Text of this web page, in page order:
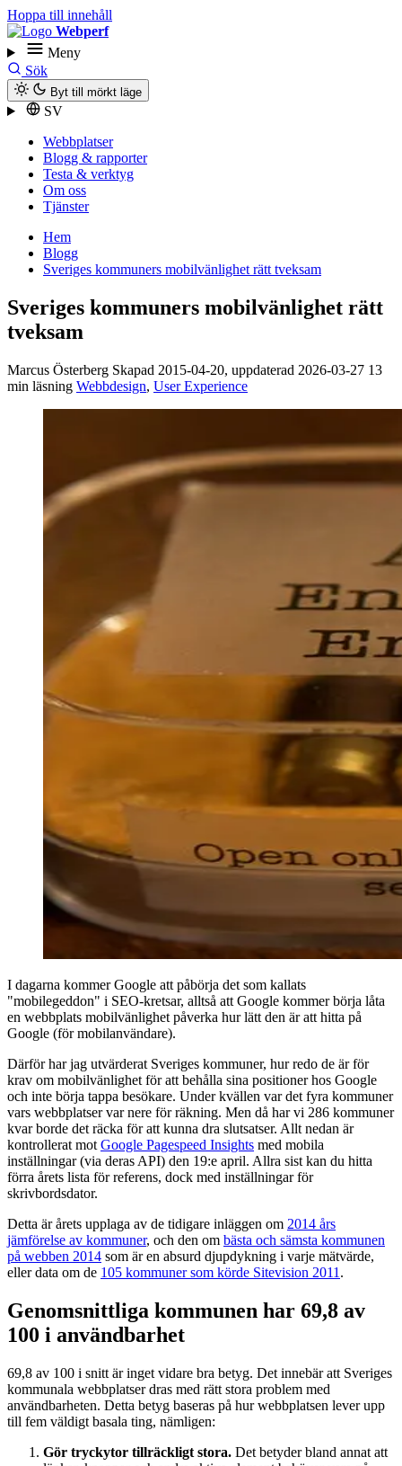
Hoppa till innehåll
Webperf
Meny
Sök
Byt till mörkt läge
SV
Webbplatser
Blogg & rapporter
Testa & verktyg
Om oss
Tjänster
Hem
Blogg
Sveriges kommuners mobilvänlighet rätt tveksam
Sveriges kommuners mobilvänlighet rätt
tveksam
Marcus Österberg Skapad 2015-04-20, uppdaterad 2026-03-27 13
min läsning Webbdesign, User Experience
I dagarna kommer Google att påbörja det som kallats
"mobilegeddon" i SEO-kretsar, alltså att Google kommer börja låta
en webbplats mobilvänlighet påverka hur lätt den är att hitta på
Google (för mobilanvändare).
Därför har jag utvärderat Sveriges kommuner, hur redo de är för
krav om mobilvänlighet för att behålla sina positioner hos Google
och inte börja tappa besökare. Under kvällen var det fyra kommuner
vars webbplatser var nere för räkning. Men då har vi 286 kommuner
kvar borde det räcka för att kunna dra slutsatser. Allt nedan är
kontrollerat mot Google Pagespeed Insights med mobila
inställningar (via deras API) den 19:e april. Allra sist kan du hitta
förra årets lista för referens, dock med inställningar för
skrivbordsdator.
Detta är årets upplaga av de tidigare inläggen om 2014 års
jämförelse av kommuner, och den om bästa och sämsta kommunen
på webben 2014 som är en absurd djupdykning i varje mätvärde,
eller data om de 105 kommuner som körde Sitevision 2011 .
Genomsnittliga kommunen har 69,8 av
100 i användbarhet
69,8 av 100 i snitt är inget vidare bra betyg. Det innebär att Sveriges
kommunala webbplatser dras med rätt stora problem med
användbarheten. Detta betyg baseras på hur webbplatsen lever upp
till fem väldigt basala ting, nämligen:
Gör tryckytor tillräckligt stora. Det betyder bland annat att